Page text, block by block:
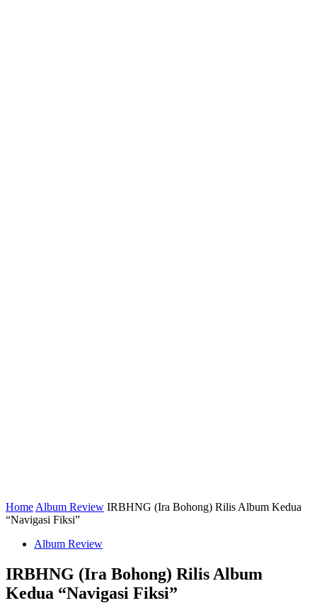
Home Album Review IRBHNG (Ira Bohong) Rilis Album Kedua
“Navigasi Fiksi”
Album Review
IRBHNG (Ira Bohong) Rilis Album
Kedua “Navigasi Fiksi”